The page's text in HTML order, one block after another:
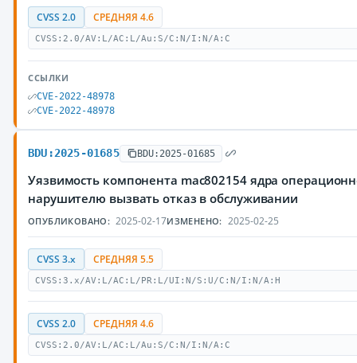
CVSS 2.0 СРЕДНЯЯ 4.6
CVSS:2.0/AV:L/AC:L/Au:S/C:N/I:N/A:C
ССЫЛКИ
CVE-2022-48978
CVE-2022-48978
BDU:2025-01685 BDU:2025-01685
Уязвимость компонента mac802154 ядра
нарушителю вызвать отказ в обслуживании
ОПУБЛИКОВАНО: 2025-02-17ИЗМЕНЕНО: 2025-02-25
CVSS 3.x СРЕДНЯЯ 5.5
CVSS:3.x/AV:L/AC:L/PR:L/UI:N/S:U/C:N/I:N/A:H
CVSS 2.0 СРЕДНЯЯ 4.6
CVSS:2.0/AV:L/AC:L/Au:S/C:N/I:N/A:C